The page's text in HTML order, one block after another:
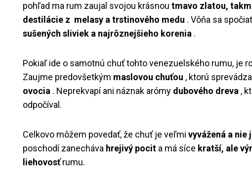
pohľad ma rum zaujal svojou krásnou tmavo zlatou,
destilácie z melasy a trstinového medu . Vôňa sa
sušených sliviek a najrôznejšieho korenia .
Pokiaľ ide o samotnú chuť tohto venezuelského rumu, je
Zaujme predovšetkým maslovou chuťou , ktorú
ovocia . Neprekvapí ani náznak arómy dubového dreva ,
odpočíval.
Celkovo môžem povedať, že chuť je veľmi vyvážená a nie
poschodí zanecháva hrejivý pocit a má síce kratší, ale
liehovosťrumu.